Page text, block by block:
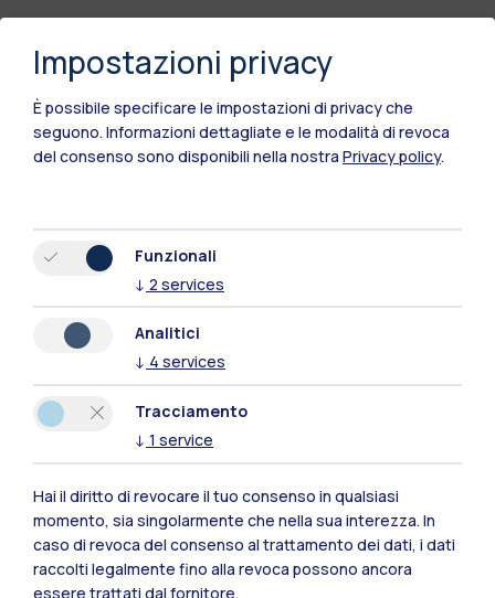
Polimi Community
Tutti i siti dell’ecosistema
Impostazioni privacy
È possibile specificare le impostazioni di privacy che
seguono. Informazioni dettagliate e le modalità di revoca
del consenso sono disponibili nella nostra Privacy policy.
Funzionali
↓ 2 services
Analitici
↓ 4 services
Tracciamento
↓ 1 service
Hai il diritto di revocare il tuo consenso in qualsiasi
momento, sia singolarmente che nella sua interezza. In
caso di revoca del consenso al trattamento dei dati, i dati
raccolti legalmente fino alla revoca possono ancora
essere trattati dal fornitore.